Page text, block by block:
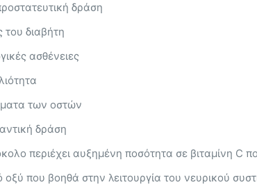
δράση
του διαβήτη
ασθένειες
των οστών
δράση
περιέχει αυξημένη ποσότητα σε βιταμίνη C
οξύ που βοηθά στην λειτουργία του νευρικού